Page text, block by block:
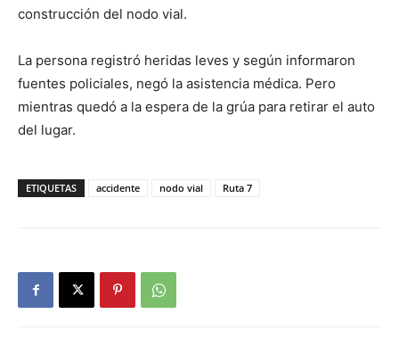
construcción del nodo vial.
La persona registró heridas leves y según informaron
fuentes policiales, negó la asistencia médica. Pero
mientras quedó a la espera de la grúa para retirar el auto
del lugar.
ETIQUETAS accidente nodo vial Ruta 7